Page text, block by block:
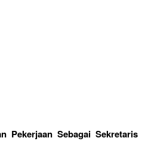
Pekerjaan Sebagai Sekretaris